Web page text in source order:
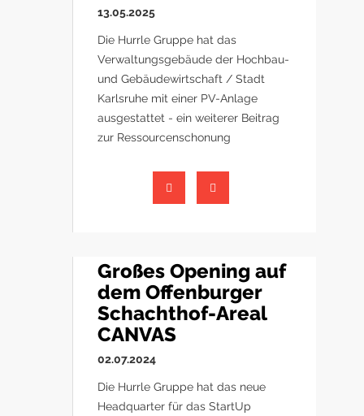
13.05.2025
Die Hurrle Gruppe hat das
Verwaltungsgebäude der Hochbau-
und Gebäudewirtschaft / Stadt
Karlsruhe mit einer PV-Anlage
ausgestattet - ein weiterer Beitrag
zur Ressourcenschonung
Großes Opening auf
dem Offenburger
Schachthof-Areal
CANVAS
02.07.2024
Die Hurrle Gruppe hat das neue
Headquarter für das StartUp